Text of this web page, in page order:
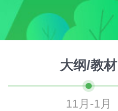
大纲/教材
11月-1月